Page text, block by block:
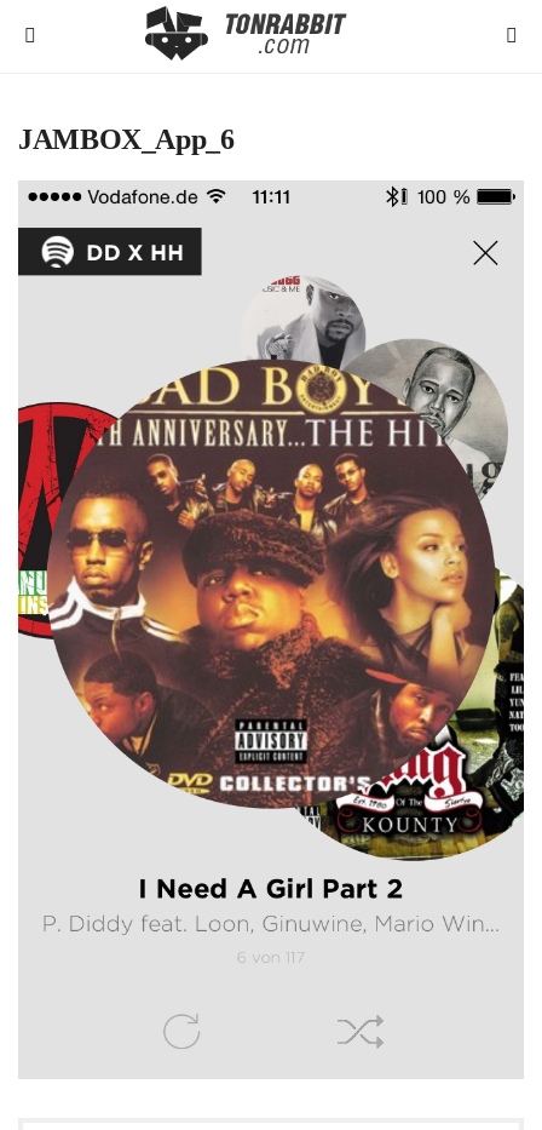
JAMBOX_App_6